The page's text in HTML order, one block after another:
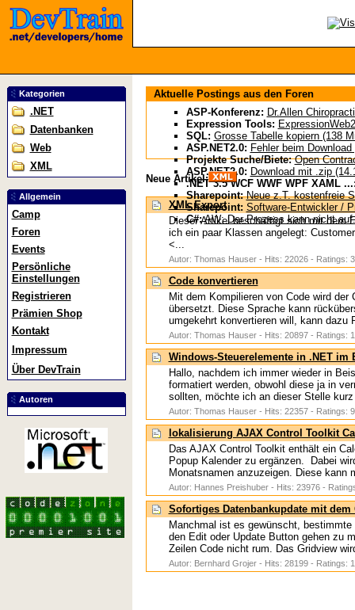
Kategorien
.NET
Datenbanken
Web
XML
Allgemein
Camp
Foren
Events
Persönliche
Einstellungen
Registrieren
Prämien Shop
Kontakt
Impressum
Über DevTrain
Autoren
Aktuelle Postings aus den Foren
ASP-Konferenz: Dr.Allen
Expression Tools:
SQL: Grosse Tabelle kopiern (138
ASP.NET2.0: Fehler beim
Projekte Suche/Biete: Open
ASP.NET2.0: Download mit .zip
.NET 3.5 WCF WWF WPF XAML
Sharepoint: Neue z.T. kostenfreie
Sharepoint: Software-Entwickler /
C#: AW: Der Prozess kann nicht
Neue Artikel:
XML Export
Dieser Artikel beschäftigt sich mit dem
ich ein paar Klassen angelegt:
<...
Autor: Thomas Hauser - Hits: 22026 - Ratings:
Code konvertieren
Mit dem Kompilieren von Code wird
übersetzt. Diese Sprache kann
umgekehrt konvertieren will, kann dazu
Autor: Thomas Hauser - Hits: 20897 - Ratings:
Windows-Steuerelemente in .NET im
Hallo, nachdem ich immer wieder in
formatiert werden, obwohl diese ja in
sollten, möchte ich an dieser Stelle
Autor: Thomas Hauser - Hits: 22357 - Ratings:
lokalisierung AJAX Control Toolkit
Das AJAX Control Toolkit enthält ein
Popup Kalender zu ergänzen. Dabei
Monatsnamen anzuzeigen. Diese kann
Autor: Hannes Preishuber - Hits: 23976 -
Sofortiges Datenbankupdate mit
Manchmal ist es gewünscht,
den Edit oder Update Button gehen zu
Zeilen Code nicht rum. Das Gridview
Autor: Bernhard Grojer - Hits: 28199 - Ratings: